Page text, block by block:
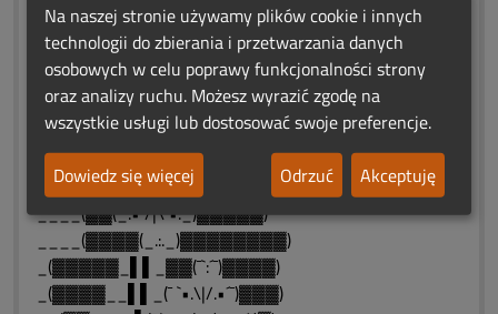
(¯`:´¯).☀.☀
(¯ `•.\|/.•´¯)...URODZINOWE
(¯ `•.❤.•´¯)....ŚWIATEŁKA
(_.•´/|\`•._) .PAMIĘCI
_________(¯`:´¯)▓▓)
_______(¯ `•.\|/.•´¯)▓▓)
____(▓(¯ `•.⋐(❤️)⋑.•´¯)▓▓)
____(▓▓(_.•´/|\`•._)▓▓▓▓▓)
____(▓▓▓▓(_.:._)▓▓▓▓▓▓▓▓)
_(▓▓▓▓▓_▌▌_▓▓(¯`:´¯)▓▓▓▓)
_(▓▓▓▓__▌▌_(¯ `•.\|/.•´¯)▓▓▓)
Na naszej stronie używamy plików cookie i innych
technologii do zbierania i przetwarzania danych
osobowych w celu poprawy funkcjonalności strony
oraz analizy ruchu. Możesz wyrazić zgodę na
wszystkie usługi lub dostosować swoje preferencje.
Dowiedz się więcej
Odrzuć Akceptuję